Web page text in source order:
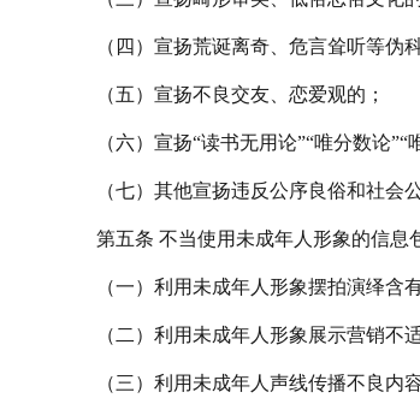
（四）宣扬荒诞离奇、危言耸听等伪
（五）宣扬不良交友、恋爱观的；
（六）宣扬“读书无用论”“唯分数论”“
（七）其他宣扬违反公序良俗和社会
第五条 不当使用未成年人形象的信息
（一）利用未成年人形象摆拍演绎含
（二）利用未成年人形象展示营销不
（三）利用未成年人声线传播不良内